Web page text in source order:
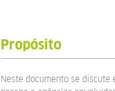
Propósito
Neste documento se